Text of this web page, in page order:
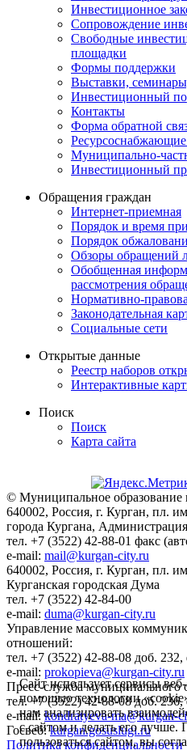
Инвестиционное
Сопровождение
Свободные
площадки
Формы поддержки
Выставки,
Инвестиционный
Контакты
Форма обратной
Муниципально-
Инвестиционный
Обращения граждан
Интернет-приемная
Порядок и время
Порядок
Обзоры обращений
Обобщенная
рассмотрения
Нормативно-
Законодательная
Социальные сети
Открытые данные
Реестр наборов
Интерактивные
Поиск
Поиск
Карта сайта
© Муниципальное образование
640002, Россия, г. Курган, пл.
города Кургана,
тел. +7 (3522) 42-88-01 факс
e-mail: mail@kurgan-city.ru
640002, Россия, г. Курган, пл.
Курганская городская Дума
тел. +7 (3522) 42-84-00
e-mail: duma@kurgan-city.ru
Управление массовых
отношений:
тел. +7 (3522) 42-88-08 доб.
e-mail: prokopieva@kurgan-city.ru
Пресс-служба муниципального
тел. +7 (3522) 42-88-08 доб.
e-mail:kondratyeva-ma@kurgan-
Госвеб:kurgan.gosuslugi.ru
Политика конфиденциальности
Сайт использует сервисы
помощью технологии
нам анализировать
с сайтом и делать его лучше.
пользоваться сайтом, вы